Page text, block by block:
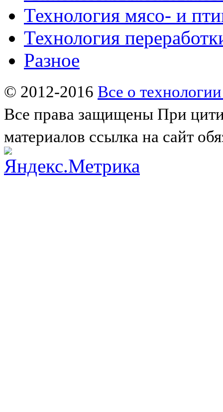
Технология мясо- и
Технология
Разное
© 2012-2016 Все о
Все права защищены При
материалов ссылка на сайт